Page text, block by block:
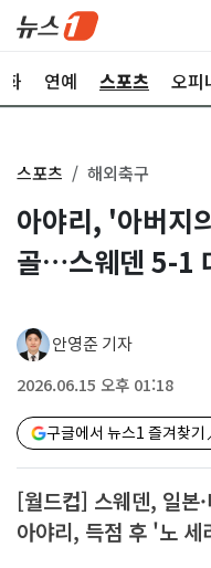
화 연예 스포츠 오피
스포츠 해외축구
아야리, '아버지
골…스웨덴 5-1
안영준 기자
2026.06.15 오후 01:18
구글에서 뉴스1 즐겨찾기
[월드컵] 스웨덴, 일본
아야리, 득점 후 '노